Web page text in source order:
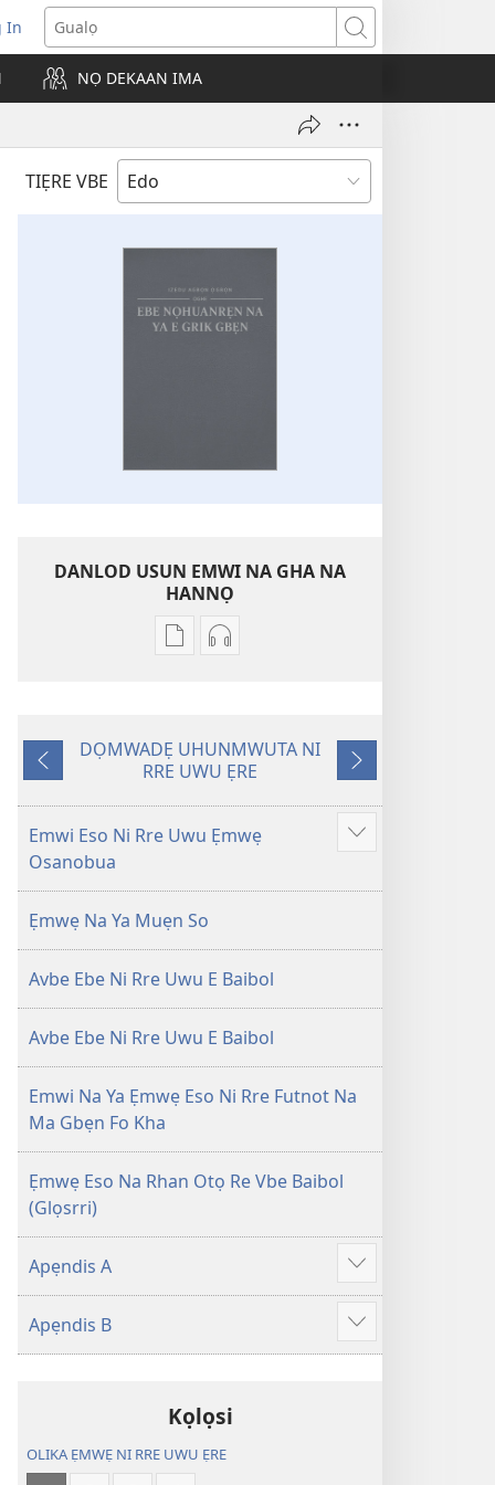
In
Gualọ
NỌ DEKAAN IMA
TIẸRE VBE
DANLOD USUN EMWI NA GHA NA
HANNỌ
Avbe
kpe
ughughan
ni
rre
kọmputa,
nu
sẹtin
danlod
Agbọn
Ọgbọn
Ọghe
Nọhuanrẹn
(Na
Zedu
Avbe
ehọ
viọ
na
gha
danlod
ye
ugan
Agbọn
Ọgbọn
Ọghe
Nọhuanrẹn
(Na
Zedu
Nọ
Rre
Iyeke
DỌMWADẸ UHUNMWUTA NI
RRE UWU ẸRE
Nọ
ghi
sọregbe
Emwi Eso Ni Rre Uwu Ẹmwẹ
Osanobua
Show
Ẹmwẹ Na Ya Muẹn So
Avbe Ebe Ni Rre Uwu E Baibol
Avbe Ebe Ni Rre Uwu E Baibol
Emwi Na Ya Ẹmwẹ Eso Ni Rre Futnot Na
Ma Gbẹn Fo Kha
Ẹmwẹ Eso Na Rhan Otọ Re Vbe Baibol
(Glọsrri)
Apẹndis A
Show
more
Apẹndis B
Show
more
Kọlọsi
OLIKA ẸMWẸ NI RRE UWU ẸRE